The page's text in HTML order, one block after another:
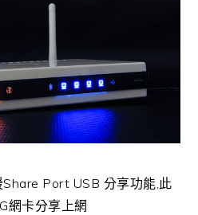
Port USB 分享功能,此
網卡分享上網